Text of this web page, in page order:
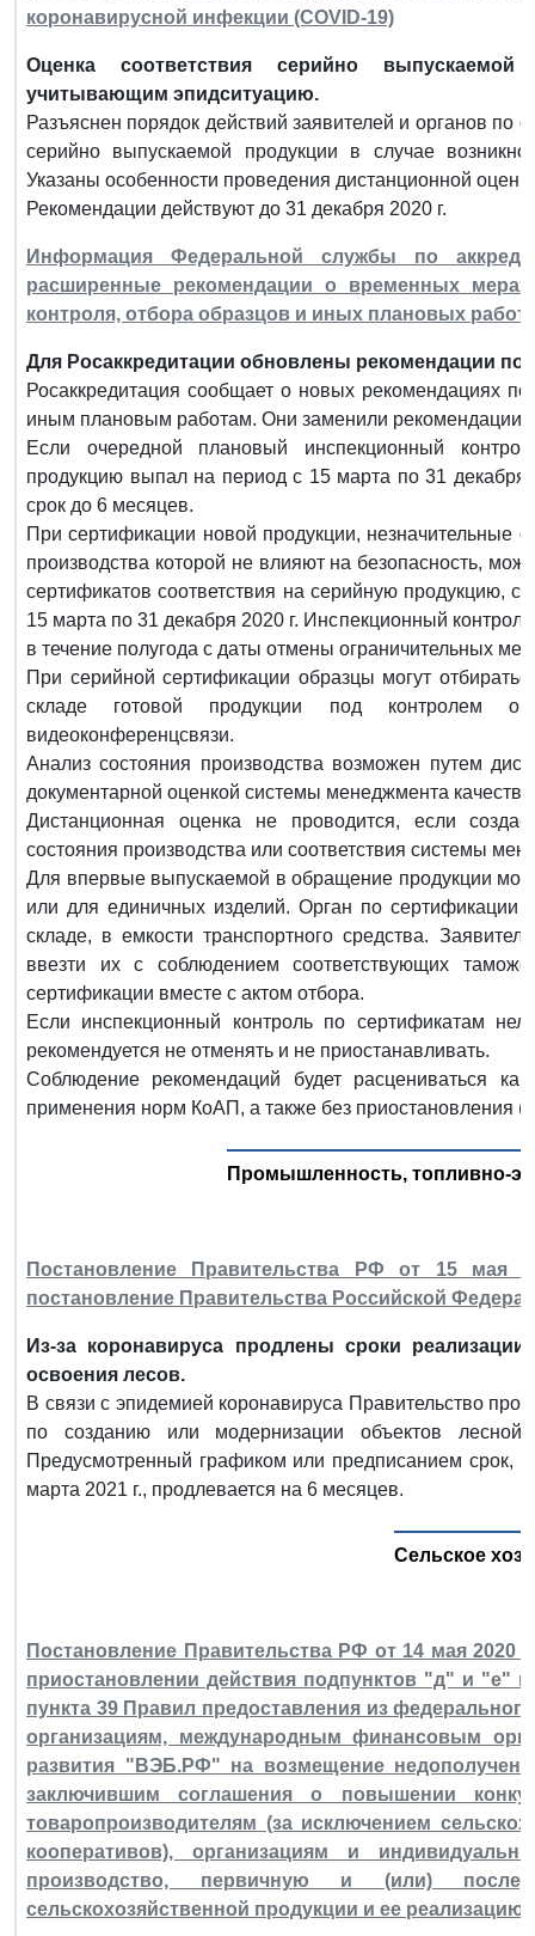
коронавирусной инфекции (COVID-19)
Оценка соответствия серийно
учитывающим эпидситуацию.
Разъяснен порядок действий заявителей и органов по
серийно выпускаемой продукции в случае
Указаны особенности проведения дистанционной
Рекомендации действуют до 31 декабря 2020 г.
Информация Федеральной службы по
расширенные рекомендации о временных
контроля, отбора образцов и иных плановых работ
Для Росаккредитации обновлены рекомендации по
Росаккредитация сообщает о новых рекомендациях
иным плановым работам. Они заменили рекомендации,
Если очередной плановый инспекционный
продукцию выпал на период с 15 марта по 31 декабря
срок до 6 месяцев.
При сертификации новой продукции, незначительные
производства которой не влияют на безопасность,
сертификатов соответствия на серийную продукцию,
15 марта по 31 декабря 2020 г. Инспекционный
в течение полугода с даты отмены ограничительных
При серийной сертификации образцы могут
складе готовой продукции под контролем
видеоконференцсвязи.
Анализ состояния производства возможен путем
документарной оценкой системы менеджмента
Дистанционная оценка не проводится, если
состояния производства или соответствия системы
Для впервые выпускаемой в обращение продукции
или для единичных изделий. Орган по
складе, в емкости транспортного средства.
ввезти их с соблюдением соответствующих
сертификации вместе с актом отбора.
Если инспекционный контроль по сертификатам
рекомендуется не отменять и не приостанавливать.
Соблюдение рекомендаций будет расцениваться
применения норм КоАП, а также без приостановления
Промышленность, топливно-
Постановление Правительства РФ от 15 мая
постановление Правительства Российской
Из-за коронавируса продлены сроки
освоения лесов.
В связи с эпидемией коронавируса Правительство
по созданию или модернизации объектов лесной
Предусмотренный графиком или предписанием срок,
марта 2021 г., продлевается на 6 месяцев.
Сельское
Постановление Правительства РФ от 14 мая 2020
приостановлении действия подпунктов "д" и "е"
пункта 39 Правил предоставления из
организациям, международным финансовым
развития "ВЭБ.РФ" на возмещение
заключившим соглашения о повышении
товаропроизводителям (за исключением
кооперативов), организациям и
производство, первичную и (или)
сельскохозяйственной продукции и ее реализацию,